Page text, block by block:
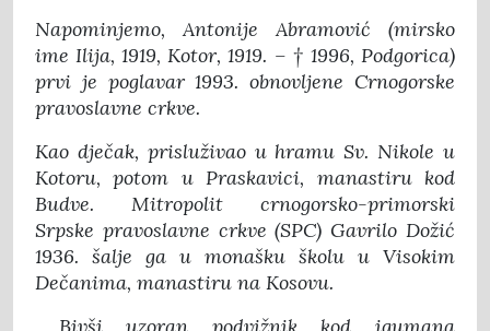
Napominjemo, Antonije Abramović (mirsko
ime Ilija, 1919, Kotor, 1919. – † 1996, Podgorica)
prvi je poglavar 1993. obnovljene Crnogorske
pravoslavne crkve.
Kao dječak, prisluživao u hramu Sv. Nikole u
Kotoru, potom u Praskavici, manastiru kod
Budve. Mitropolit crnogorsko-primorski
Srpske pravoslavne crkve (SPC) Gavrilo Dožić
1936. šalje ga u monašku školu u Visokim
Dečanima, manastiru na Kosovu.